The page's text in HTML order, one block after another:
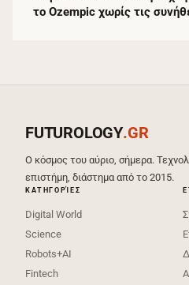
το Ozempic χωρίς τις
FUTUROLOGY.GR
Ο κόσμος του αύριο, σήμερα.
επιστήμη, διάστημα από το 2015.
ΚΑΤΗΓΟΡΊΕΣ
Digital World
Science
Robots+AI
Fintech